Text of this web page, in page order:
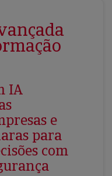
IA
e
para
com